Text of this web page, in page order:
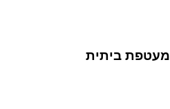
מעטפת ביתית